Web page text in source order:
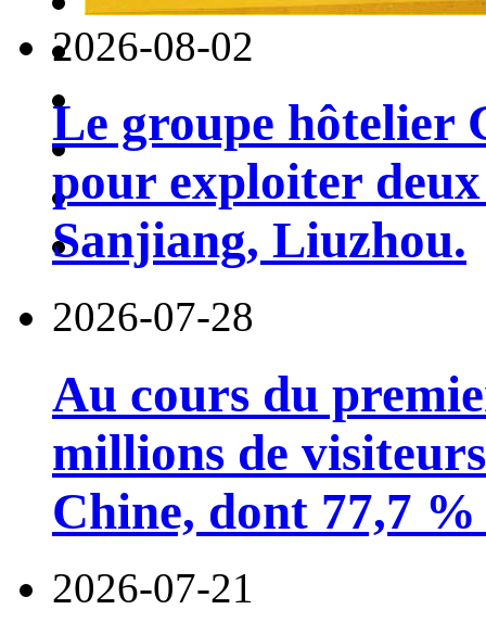
2026-08-02
Le groupe hôtelier
pour exploiter
Sanjiang, Liuzhou.
2026-07-28
Au cours du
millions de
Chine, dont 77,7 %
2026-07-21